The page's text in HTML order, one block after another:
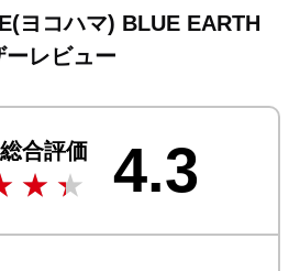
ヨコハマ) BLUE EARTH
ーレビュー
合評価 4.3